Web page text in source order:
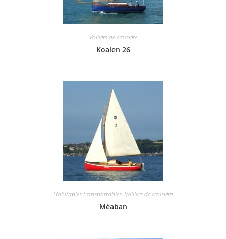
Voiliers de croisière
Koalen 26
Habitables transportables, Voiliers de croisière
Méaban